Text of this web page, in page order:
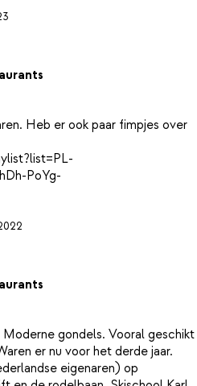
Heb er ook paar fimpjes over
gondels. Vooral geschikt
er nu voor het derde jaar.
eigenaren) op